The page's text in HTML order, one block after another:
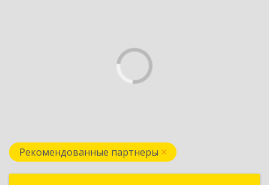
Рекомендованные партнеры